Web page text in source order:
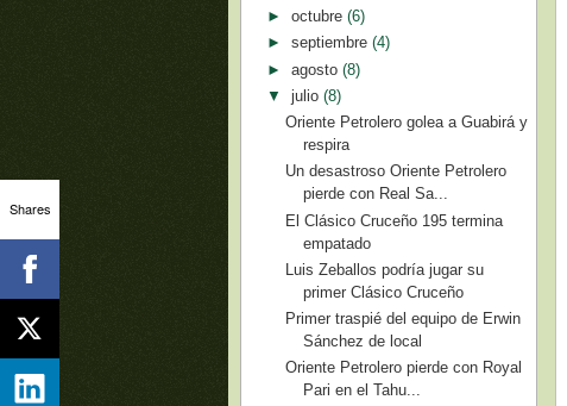
► octubre (6)
► septiembre (4)
► agosto (8)
▼ julio (8)
Oriente Petrolero golea a Guabirá y
respira
Un desastroso Oriente Petrolero
pierde con Real Sa...
El Clásico Cruceño 195 termina
empatado
Luis Zeballos podría jugar su
primer Clásico Cruceño
Primer traspié del equipo de Erwin
Sánchez de local
Oriente Petrolero pierde con Royal
Pari en el Tahu...
Shares